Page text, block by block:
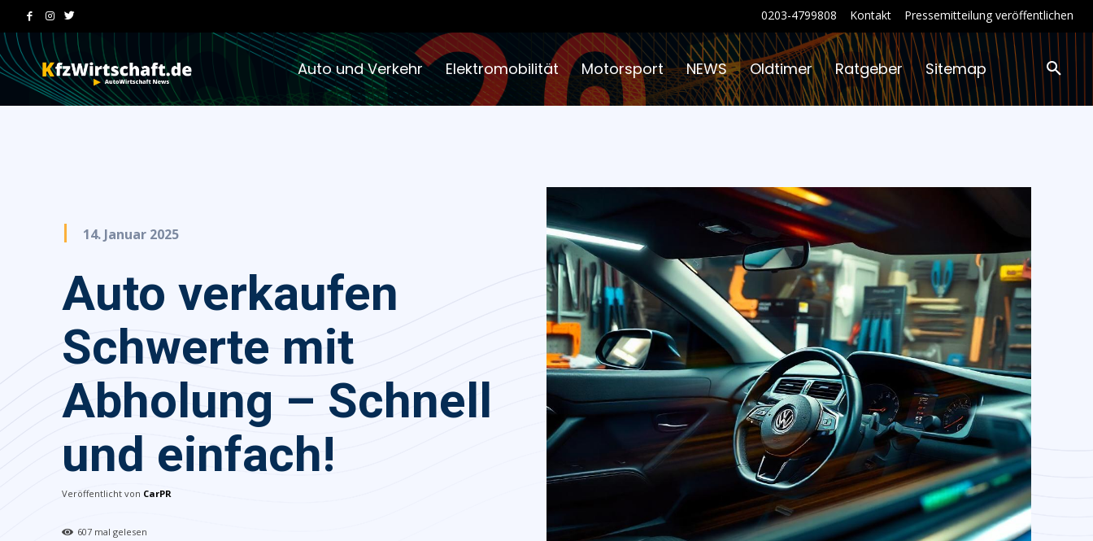
0203-4799808 Kontakt Pressemitteilung veröffentlichen
Auto und Verkehr Elektromobilität Motorsport NEWS Oldtimer Ratgeber Sitemap
14. Januar 2025
Auto verkaufen
Schwerte mit
Abholung – Schnell
und einfach!
Veröffentlicht von CarPR
607 mal gelesen